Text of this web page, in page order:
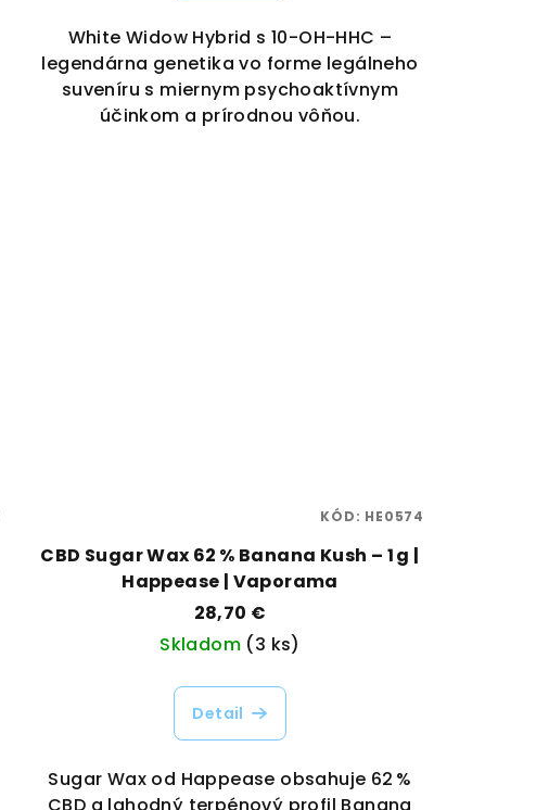
White Widow Hybrid s 10-OH-HHC –
legendárna genetika vo forme legálneho
suveníru s miernym psychoaktívnym
účinkom a prírodnou vôňou.
CBD Sugar Wax 62 % Banana Kush – 1 g |
Happease | Vaporama
28,70 €
Skladom (3 ks)
Detail
Sugar Wax od Happease obsahuje 62 %
KÓD: HE0574